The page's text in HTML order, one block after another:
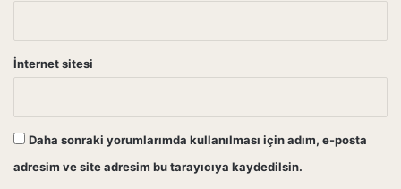
İnternet sitesi
Daha sonraki yorumlarımda kullanılması için adım, e-posta
adresim ve site adresim bu tarayıcıya kaydedilsin.